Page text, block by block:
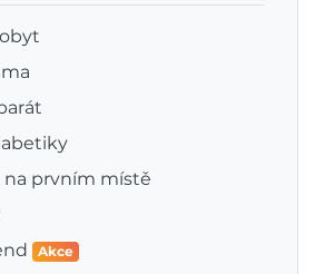
na prvním místě
Akce